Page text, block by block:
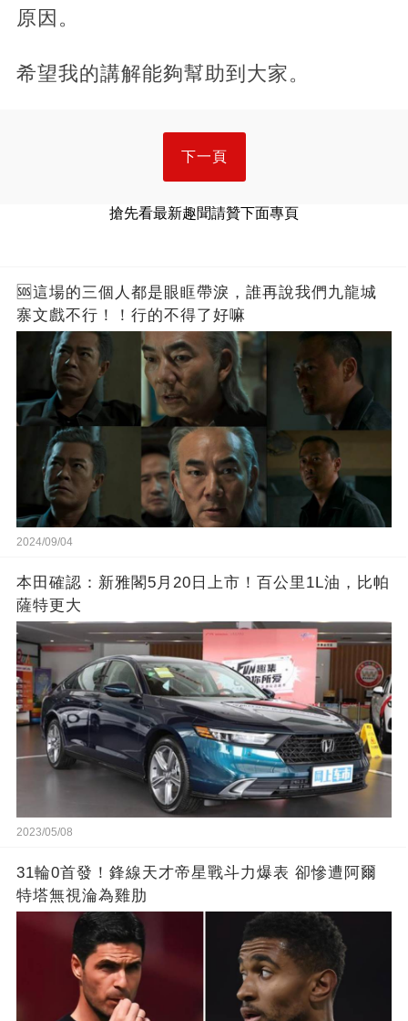
原因。
希望我的講解能夠幫助到大家。
下一頁
搶先看最新趣聞請贊下面專頁
🆘這場的三個人都是眼眶帶淚，誰再說我們九龍城
寨文戲不行！！行的不得了好嘛
2024/09/04
本田確認：新雅閣5月20日上市！百公里1L油，比帕
薩特更大
2023/05/08
31輪0首發！鋒線天才帝星戰斗力爆表 卻慘遭阿爾
特塔無視淪為雞肋